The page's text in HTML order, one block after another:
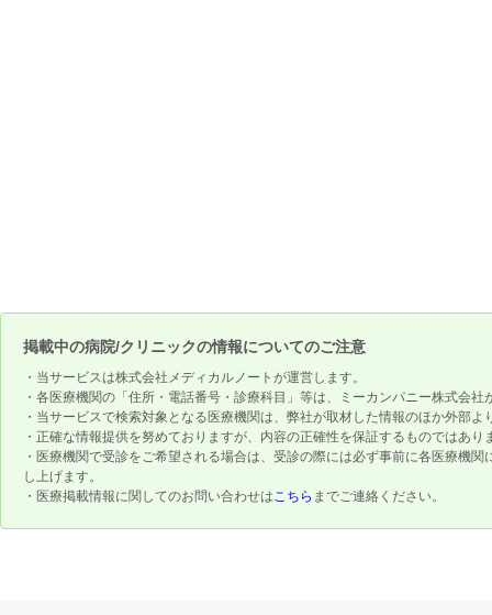
掲載中の病院/クリニックの情報についてのご注意
・当サービスは株式会社メディカルノートが運営します。
・各医療機関の「住所・電話番号・診療科目」等は、ミーカンパニー株式会
・当サービスで検索対象となる医療機関は、弊社が取材した情報のほか外部
・正確な情報提供を努めておりますが、内容の正確性を保証するものではあり
・医療機関で受診をご希望される場合は、受診の際には必ず事前に各医療機
し上げます。
・医療掲載情報に関してのお問い合わせはこちら までご連絡ください。